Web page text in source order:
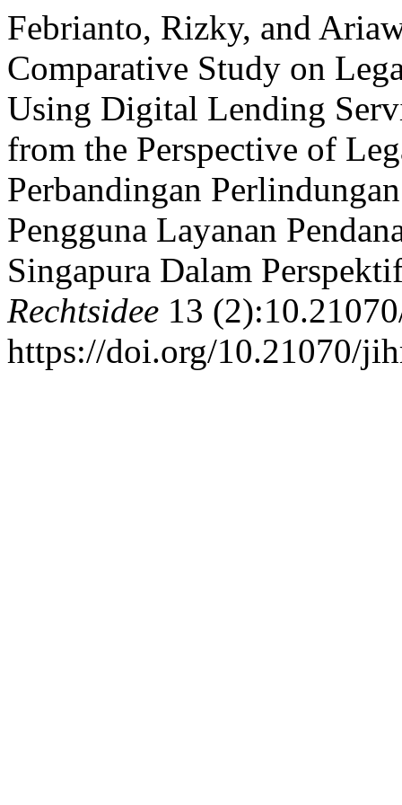
Febrianto, Rizky, and
Comparative Study on
Using Digital Lending
from the Perspective of
Perbandingan
Pengguna Layanan
Singapura Dalam
Rechtsidee 13
https://doi.org/10.21070/